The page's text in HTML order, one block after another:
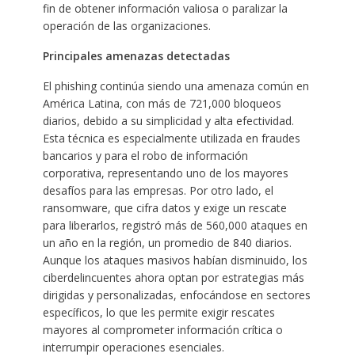
fin de obtener información valiosa o paralizar la
operación de las organizaciones.
Principales amenazas detectadas
El phishing continúa siendo una amenaza común en
América Latina, con más de 721,000 bloqueos
diarios, debido a su simplicidad y alta efectividad.
Esta técnica es especialmente utilizada en fraudes
bancarios y para el robo de información
corporativa, representando uno de los mayores
desafíos para las empresas. Por otro lado, el
ransomware, que cifra datos y exige un rescate
para liberarlos, registró más de 560,000 ataques en
un año en la región, un promedio de 840 diarios.
Aunque los ataques masivos habían disminuido, los
ciberdelincuentes ahora optan por estrategias más
dirigidas y personalizadas, enfocándose en sectores
específicos, lo que les permite exigir rescates
mayores al comprometer información crítica o
interrumpir operaciones esenciales.